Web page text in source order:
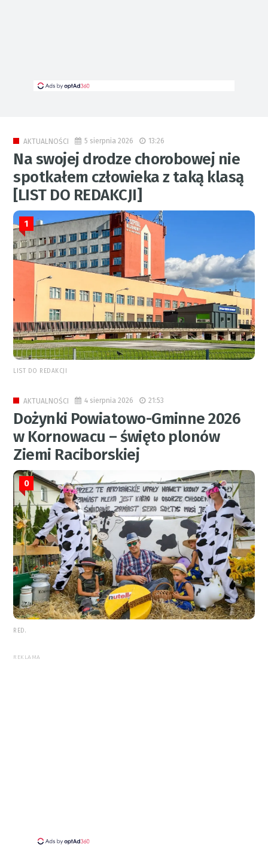
AKTUALNOŚCI 5 sierpnia 2026 13:26
Na swojej drodze chorobowej nie
spotkałem człowieka z taką klasą
[LIST DO REDAKCJI]
1
LIST DO REDAKCJI
AKTUALNOŚCI 4 sierpnia 2026 21:53
Dożynki Powiatowo-Gminne 2026
w Kornowacu – święto plonów
Ziemi Raciborskiej
0
RED.
REKLAMA